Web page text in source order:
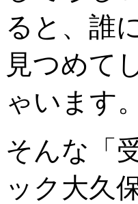
ると、誰
見つめて
ゃいます。
そんな「
ック大久